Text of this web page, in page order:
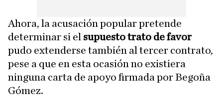
Ahora, la acusación popular pretende
determinar si el supuesto trato de favor
pudo extenderse también al tercer contrato,
pese a que en esta ocasión no existiera
ninguna carta de apoyo firmada por Begoña
Gómez.